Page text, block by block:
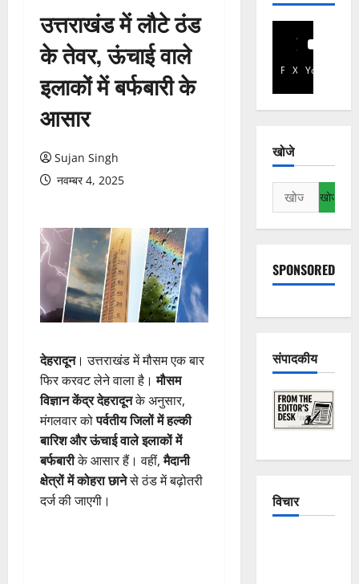
उत्तराखंड में लौटे ठंड
के तेवर, ऊंचाई वाले
इलाकों में बर्फबारी के
आसार
Sujan Singh
नवम्बर 4, 2025
देहरादून। उत्तराखंड में मौसम एक बार
फिर करवट लेने वाला है।मौसम
विज्ञान केंद्र देहरादूनके अनुसार,
मंगलवार कोपर्वतीय जिलों में हल्की
बारिश और ऊंचाई वाले इलाकों में
बर्फबारीके आसार हैं। वहीं,मैदानी
क्षेत्रों में कोहरा छानेसे ठंड में बढ़ोतरी
दर्ज की जाएगी।
Facebook
X YouTube
खोजे
निम्न
को
खोजें:
SPONSORED
संपादकीय
विचार